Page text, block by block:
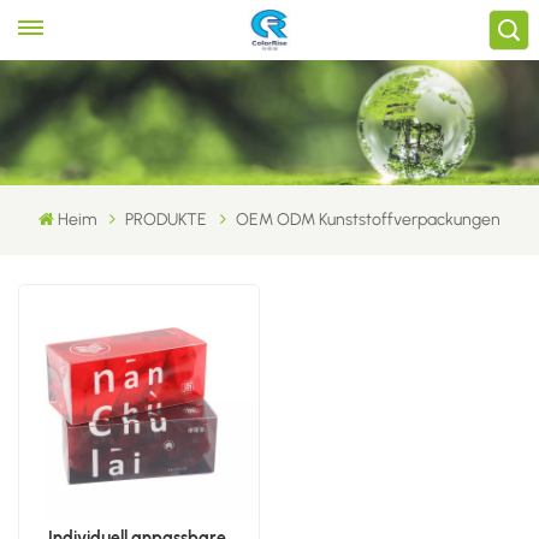
Heim PRODUKTE OEM ODM Kunststoffverpackungen